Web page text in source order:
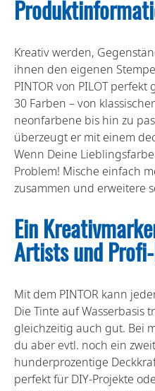
Kreativ werden,
ihnen den eigenen
PINTOR von PILOT
30 Farben – von
neonfarbene bis hin zu
überzeugt er mit einem
Wenn Deine
Problem! Mische einfach
zusammen und erweitere
Ein
Artists und
Mit dem PINTOR kann
Die Tinte auf Wasserbasis
gleichzeitig auch gut. Bei
du aber evtl. noch ein
hunderprozentige
perfekt für DIY-Projekte